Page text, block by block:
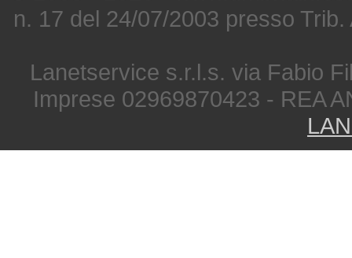
n. 17 del 24/07/2003 presso
Lanetservice s.r.l.s. via Fabio
Imprese 02969870423 - REA